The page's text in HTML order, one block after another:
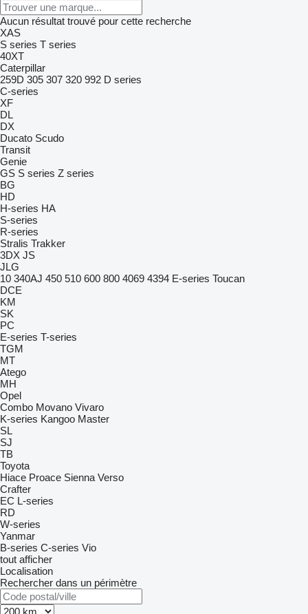
Aucun résultat trouvé pour cette recherche
XAS
S series T series
40XT
Caterpillar
259D 305 307 320 992 D series
C-series
XF
DL
DX
Ducato Scudo
Transit
Genie
GS S series Z series
BG
HD
H-series HA
S-series
R-series
Stralis Trakker
3DX JS
JLG
10 340AJ 450 510 600 800 4069 4394 E-series Toucan
DCE
KM
SK
PC
E-series T-series
TGM
MT
Atego
MH
Opel
Combo Movano Vivaro
K-series Kangoo Master
SL
SJ
TB
Toyota
Hiace Proace Sienna Verso
Crafter
EC L-series
RD
W-series
Yanmar
B-series C-series Vio
tout afficher
Localisation
Rechercher dans un périmètre